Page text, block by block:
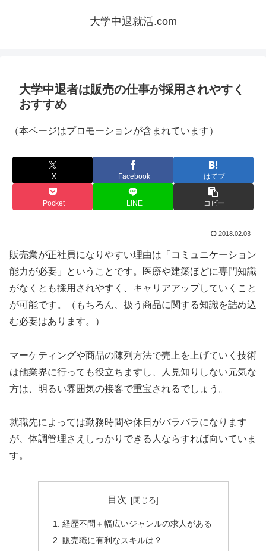
大学中退就活.com
大学中退者は販売の仕事が採用されやすく
おすすめ
（本ページはプロモーションが含まれています）
X Facebook はてブ
Pocket LINE コピー
2018.02.03
販売業が正社員になりやすい理由は「コミュニケーション
能力が必要」ということです。医療や建築ほどに専門知識
がなくとも採用されやすく、キャリアアップしていくこと
が可能です。（もちろん、扱う商品に関する知識を詰め込
む必要はあります。）
マーケティングや商品の陳列方法で売上を上げていく技術
は他業界に行っても役立ちますし、人見知りしない元気な
方は、明るい雰囲気の接客で重宝されるでしょう。
就職先によっては勤務時間や休日がバラバラになります
が、体調管理さえしっかりできる人ならすれば向いていま
す。
目次
経歴不問＋幅広いジャンルの求人がある
販売職に有利なスキルは？